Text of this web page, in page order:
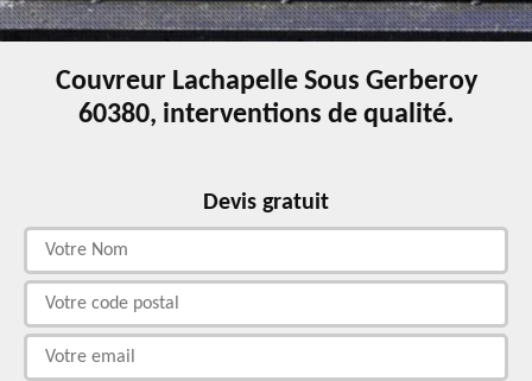
Couvreur Lachapelle Sous Gerberoy
60380, interventions de qualité.
Devis gratuit